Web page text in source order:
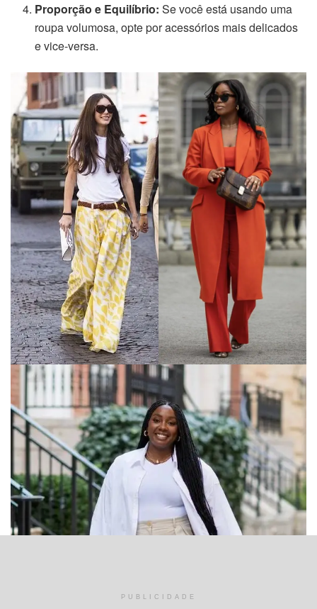
Proporção e Equilíbrio: Se você está usando uma
roupa volumosa, opte por acessórios mais delicados
e vice-versa.
PUBLICIDADE